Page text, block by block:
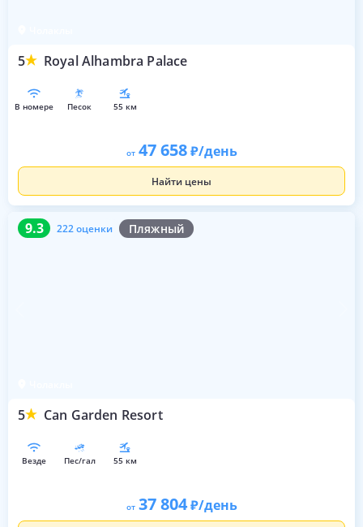
5 Royal Alhambra Palace
в номере песок 55 км
от 47 658 /день
Найти цены
9.3 222 оценки Пляжный
5 Can Garden Resort
9.3 222 оценки
везде пес/гал 55 км
от 37 804 /день